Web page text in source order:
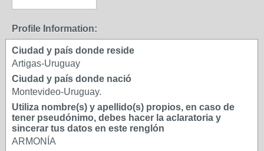
Profile Information:
Ciudad y país donde reside
Artigas-Uruguay
Ciudad y país donde nació
Montevideo-Uruguay.
Utiliza nombre(s) y apellido(s) propios, en caso de
tener pseudónimo, debes hacer la aclaratoria y
sincerar tus datos en este renglón
ARMONÍA